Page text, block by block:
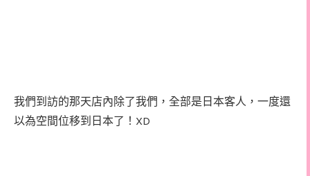
我們到訪的那天店內除了我們，全部是日本客人，一度還
以為空間位移到日本了！XD